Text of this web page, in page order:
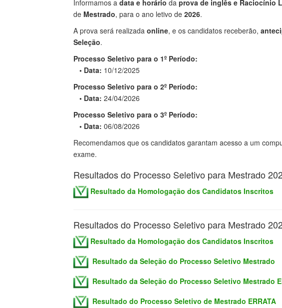
Informamos a data e horário da prova de inglês e Raciocínio
de Mestrado, para o ano letivo de 2026.
A prova será realizada online, e os candidatos receberão,
Seleção.
Processo Seletivo para o 1º Período:
• Data: 10/12/2025
Processo Seletivo para o 2º Período:
• Data: 24/04/2026
Processo Seletivo para o 3º Período:
• Data: 06/08/2026
Recomendamos que os candidatos garantam acesso a um
exame.
Resultados do Processo Seletivo para Mestrado
Resultado da Homologação dos Candidatos Inscritos
Resultados do Processo Seletivo para Mestrado
Resultado da Homologação dos Candidatos Inscritos
Resultado da Seleção do Processo Seletivo Mestrado
Resultado da Seleção do Processo Seletivo Mestrado
Resultado do Processo Seletivo de Mestrado ERRATA